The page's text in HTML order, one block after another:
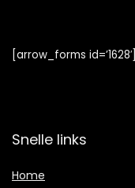
[arrow_forms id=’1628′]
Snelle links
Home